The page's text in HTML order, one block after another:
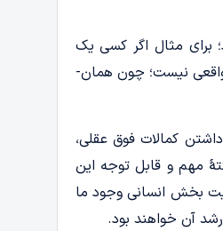
برای مثال اگر کسی یک
همسر خوب و مسئولیت ­پذیر یا مادر یا پدری مهربان و دلسوز باشد، لزوماً یک انسان خوب، به معنای واقعی نیست؛ چون همان­
کمالات فوق عقلی،
مهم و قابل توجه این
بخش انسانی وجود ما
آن خواهند بود.